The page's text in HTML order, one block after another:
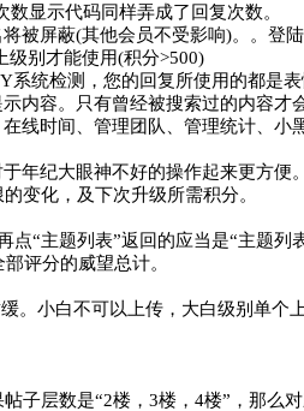
显示代码同样弄成了回复次数。
被屏蔽(其他会员不受影响)。。登
级别才能使用(积分>500)
统检测，您的回复所使用的都是
内容。只有曾经被搜索过的内容才
线时间、管理团队、管理统计、小
年纪大眼神不好的操作起来更方便
变化，及下次升级所需积分。
“主题列表”返回的应当是“主题列
评分的威望总计。
。小白不可以上传，大白级别单个
子层数是“2楼，3楼，4楼”，那么